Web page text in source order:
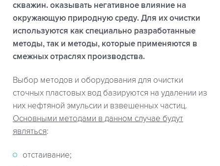
скважин. оказывать негативное влияние на
окружающую природную среду. Для их очистки
используются как специально разработанные
методы, так и методы, которые применяются в
смежных отраслях производства.
Выбор методов и оборудования для очистки
сточных пластовых вод базируются на удалении из
них нефтяной эмульсии и взвешенных частиц.
Основными методами в данном случае будут
являться:
отстаивание;